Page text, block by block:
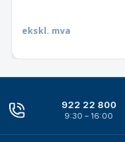
ekskl. mva
922 22 800
9:30 – 16:00